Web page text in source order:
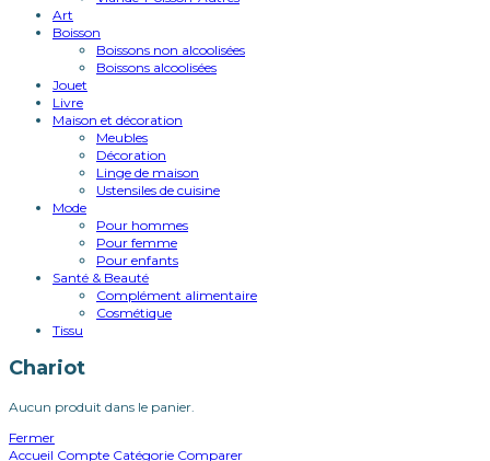
Art
Boisson
Boissons non alcoolisées
Boissons alcoolisées
Jouet
Livre
Maison et décoration
Meubles
Décoration
Linge de maison
Ustensiles de cuisine
Mode
Pour hommes
Pour femme
Pour enfants
Santé & Beauté
Complément alimentaire
Cosmétique
Tissu
Chariot
Aucun produit dans le panier.
Fermer
Accueil Compte Catégorie Comparer